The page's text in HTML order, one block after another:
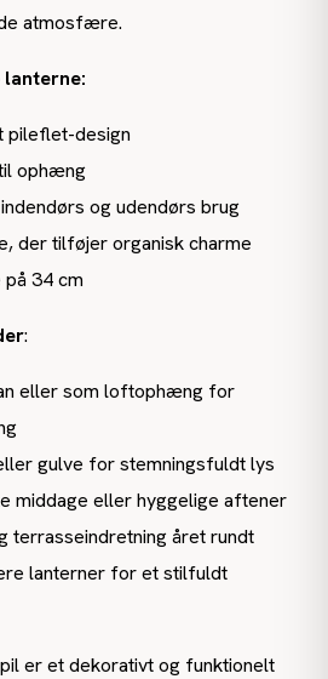
atmosfære.
pileflet-design
ophæng
og udendørs brug
der tilføjer organisk charme
34 cm
:
eller som loftophæng for
gulve for stemningsfuldt lys
middage eller hyggelige aftener
terrasseindretning året rundt
lanterner for et stilfuldt
er et dekorativt og funktionelt